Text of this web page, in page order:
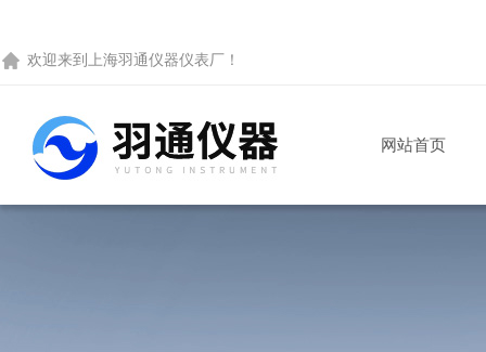
欢迎来到 上海羽通仪器仪表厂 ！
网站首页